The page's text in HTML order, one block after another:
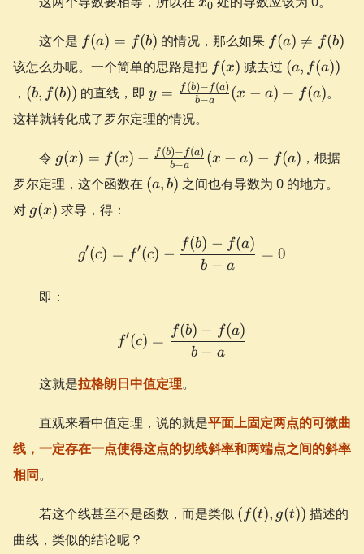
0
这个是 f(a)
f(b)
f(a) = f(b) 的情况，那么如果 f(a)
\ne
f(b)
f(a) 
= f(b)
该怎么办呢。一个简单的思路是把 f(x)
f(x) 减去过 (a,
f(a))
(a, f(a))
， (b,
f(b))
(b, f(b)) 的直线，即y =
\frac{f(b)-
f(a)}{b-a}
(x-a) +
f(a)
y = b−a
f (b)− f(a) (x − a) + f(a)。
这样就转化成了罗尔定理的情况。
令 g(x) =
f(x) -
\frac{f(b)-
f(a)}{b-a}
g(x) = f(x) − b−a
f(b)− f(a) (x − a) − f(a) ，根据
罗尔定理，这个函数在 (a,
b)
(a, b) 之间也有导数为 0 的地方。
对 g(x)
g(x) 求导，得：
g'(c) = f'(c) - \frac{f(b)-
g′(c) = f′(c) −
b − a
f(b) − f(a)
= 0
即：
f'(c) = \frac{f(b)-f(a)}{b-
f′(c) =
b − a
f(b) − f(a)
这就是拉格朗日中值定理。
直观来看中值定理，说的就是平面上固定两点的可微曲
线，一定存在一点使得这点的切线斜率和两端点之间的斜率
相同。
若这个线甚至不是函数，而是类似 (f(t),
g(t))
( f(t), g(t)) 描述的
曲线，类似的结论呢？